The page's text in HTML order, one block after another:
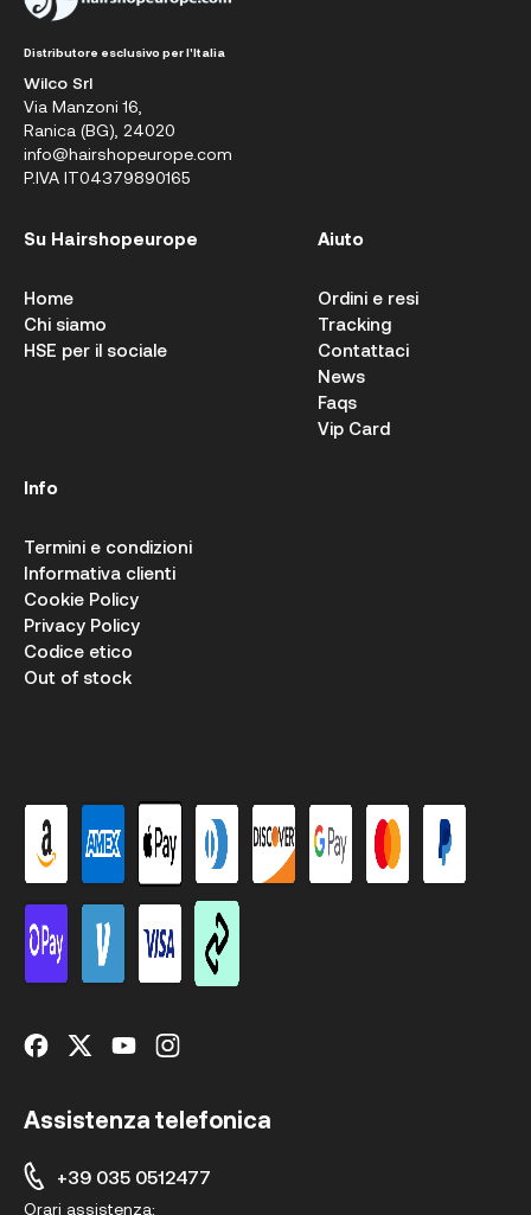
Distributore esclusivo per l'Italia
Wilco Srl
Via Manzoni 16,
Ranica (BG), 24020
info@hairshopeurope.com
P.IVA IT04379890165
Su Hairshopeurope
Home
Chi siamo
HSE per il sociale
Aiuto
Ordini e resi
Tracking
Contattaci
News
Faqs
Vip Card
Info
Termini e condizioni
Informativa clienti
Cookie Policy
Privacy Policy
Codice etico
Out of stock
Assistenza telefonica
+39 035 0512477
Orari assistenza: